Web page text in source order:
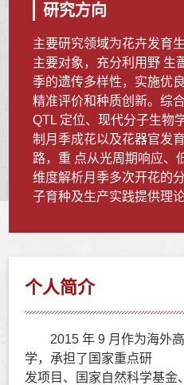
研究方向
主要研究领域为花卉发育
主要对象，充分利用野 生
季的遗传多样性，实施优
精准评价和种质创新。综
QTL 定位、现代分子生物
制月季成花以及花器官发
路，重 点从光周期响应、
维度解析月季多次开花的
子育种及生产实践提供理
个人简介
2015 年 9 月作为海外
学，承担了国家重点研
发项目、国家自然科学基金